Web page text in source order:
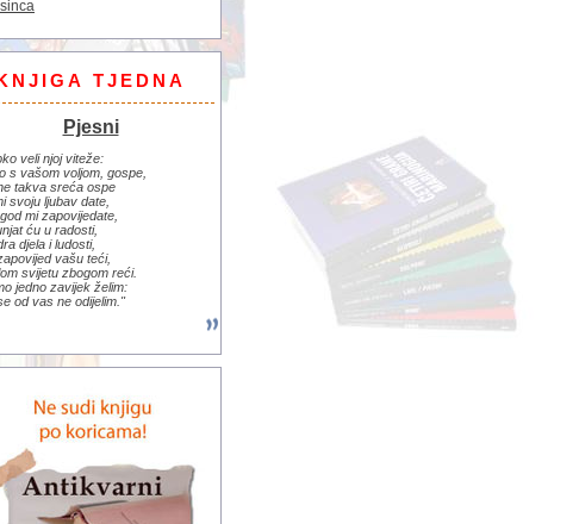
TJEDNA
Pjesni
veli njoj viteže:
s vašom voljom, gospe,
takva sreća ospe
svoju ljubav date,
mi zapovijedate,
ću u radosti,
djela i ludosti,
vašu teći,
svijetu zbogom reći.
jedno zavijek želim:
od vas ne odijelim."